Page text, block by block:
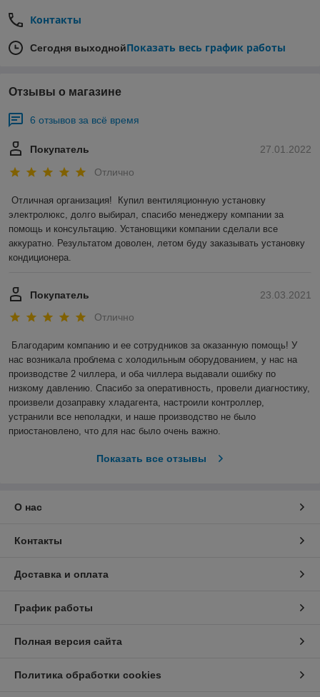
Контакты
Сегодня выходнойПоказать весь график работы
Отзывы о магазине
6 отзывов за всё время
27.01.2022
Покупатель
Отлично
Отличная организация!  Купил вентиляционную установку
электролюкс, долго выбирал, спасибо менеджеру компании за
помощь и консультацию. Установщики компании сделали все
аккуратно. Результатом доволен, летом буду заказывать установку
кондиционера.
23.03.2021
Покупатель
Отлично
Благодарим компанию и ее сотрудников за оказанную помощь! У
нас возникала проблема с холодильным оборудованием, у нас на
производстве 2 чиллера, и оба чиллера выдавали ошибку по
низкому давлению. Спасибо за оперативность, провели диагностику,
произвели дозаправку хладагента, настроили контроллер,
устранили все неполадки, и наше производство не было
приостановлено, что для нас было очень важно.
Показать все отзывы
О нас
Контакты
Доставка и оплата
График работы
Полная версия сайта
Политика обработки cookies